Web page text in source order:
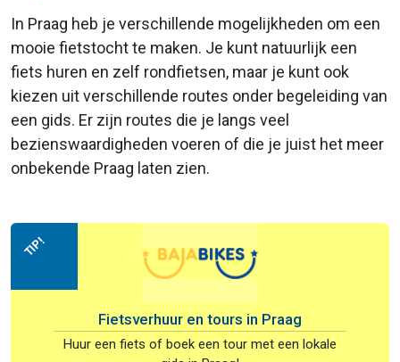
In Praag heb je verschillende mogelijkheden om een
mooie fietstocht te maken. Je kunt natuurlijk een
fiets huren en zelf rondfietsen, maar je kunt ook
kiezen uit verschillende routes onder begeleiding van
een gids. Er zijn routes die je langs veel
bezienswaardigheden voeren of die je juist het meer
onbekende Praag laten zien.
Fietsverhuur en tours in Praag
Huur een fiets of boek een tour met een lokale
TIP!